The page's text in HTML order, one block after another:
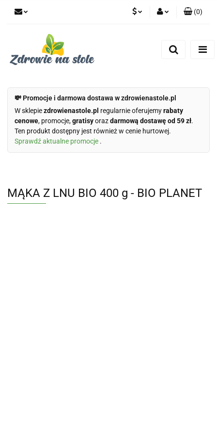
(0)
💸 Promocje i darmowa dostawa w zdrowienastole.pl
W sklepiezdrowienastole.pl regularnie oferujemyrabaty
cenowe, promocje,gratisyorazdarmową dostawę od 59 zł.
Ten produkt dostępny jest również w cenie hurtowej.
Sprawdź aktualne promocje .
MĄKA Z LNU BIO 400 g - BIO PLANET